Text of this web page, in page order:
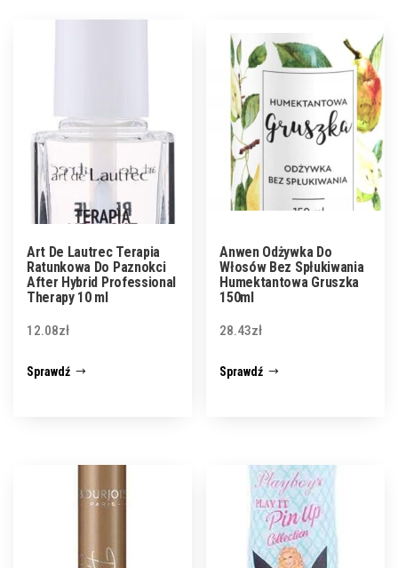
Art De Lautrec Terapia
Ratunkowa Do Paznokci
After Hybrid Professional
Therapy 10 ml
12.08zł
Sprawdź
Anwen Odżywka Do
Włosów Bez Spłukiwania
Humektantowa Gruszka
150ml
28.43zł
Sprawdź